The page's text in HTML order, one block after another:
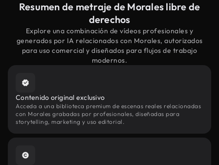
Resumen de metraje de Morales libre de
derechos
Explore una combinación de vídeos profesionales y
generados por IA relacionados con Morales, autorizados
para uso comercial y diseñados para flujos de trabajo
modernos.
Contenido original exclusivo
Acceda a una biblioteca premium de escenas reales relacionadas
con Morales grabadas por profesionales, diseñadas para
storytelling, marketing y uso editorial.